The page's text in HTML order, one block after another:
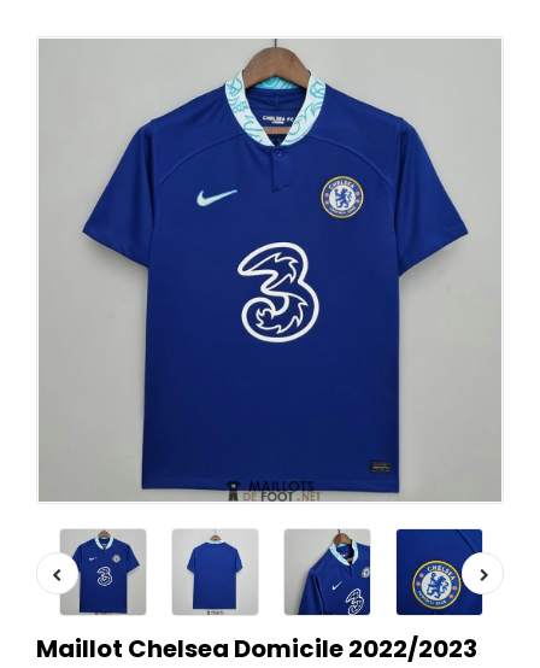
Maillot Chelsea Domicile 2022/2023